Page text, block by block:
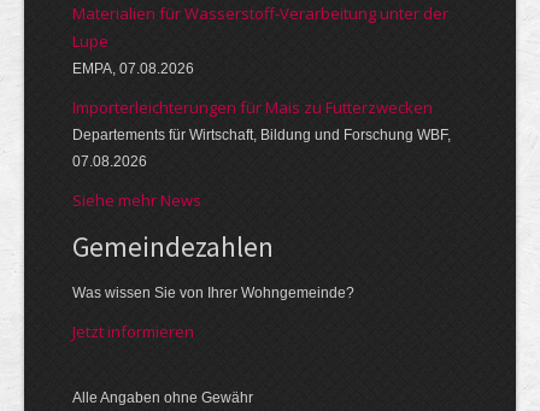
Materialien für Wasserstoff-Verarbeitung unter der
Lupe
EMPA, 07.08.2026
Importerleichterungen für Mais zu Futterzwecken
Departements für Wirtschaft, Bildung und Forschung WBF,
07.08.2026
Siehe mehr News
Gemeinde­zahlen
Was wissen Sie von Ihrer Wohngemeinde?
Jetzt informieren
Alle Angaben ohne Gewähr